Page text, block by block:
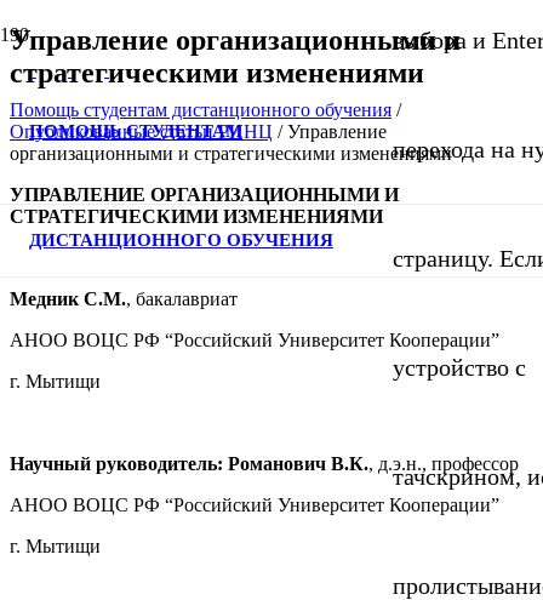
ПОМОЩЬ СТУДЕНТАМ
ДИСТАНЦИОННОГО ОБУЧЕНИЯ
выбора и
перехода на
страницу.
устройство с
тачскрином,
Управление организационными и
стратегическими изменениями
Помощь студентам дистанционного обучения /
Опубликованные статьи РИНЦ /Управление
организационными и стратегическими изменениями
УПРАВЛЕНИЕ ОРГАНИЗАЦИОННЫМИ И
СТРАТЕГИЧЕСКИМИ ИЗМЕНЕНИЯМИ
Медник С.М., бакалавриат
АНОО ВОЦС РФ “Российский Университет Кооперации”
г. Мытищи
Научный руководитель: Романович В.К., д.э.н., профессор
АНОО ВОЦС РФ “Российский Университет Кооперации”
г. Мытищи